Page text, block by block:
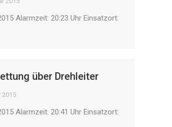
Alarmzeit: 20:23 Uhr Einsatzort:
über Drehleiter
2015
Alarmzeit: 20:41 Uhr Einsatzort: